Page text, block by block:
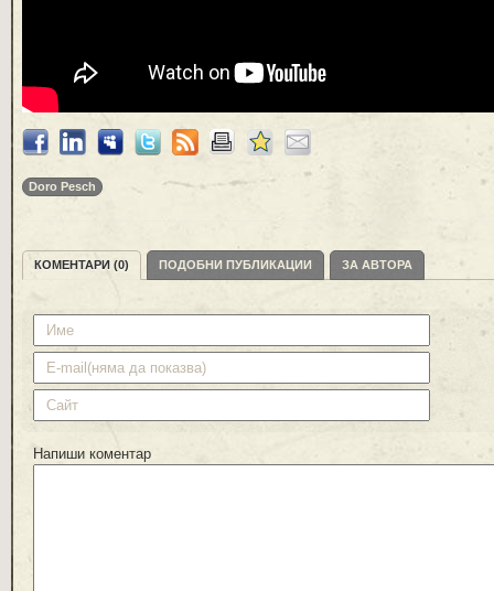
Doro Pesch
КОМЕНТАРИ (0) ПОДОБНИ ПУБЛИКАЦИИ ЗА АВТОРА
Напиши коментар